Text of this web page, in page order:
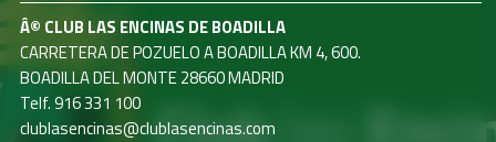
Â© CLUB LAS ENCINAS DE BOADILLA
CARRETERA DE POZUELO A BOADILLA KM 4, 600.
BOADILLA DEL MONTE 28660 MADRID
Telf. 916 331 100
clublasencinas@clublasencinas.com